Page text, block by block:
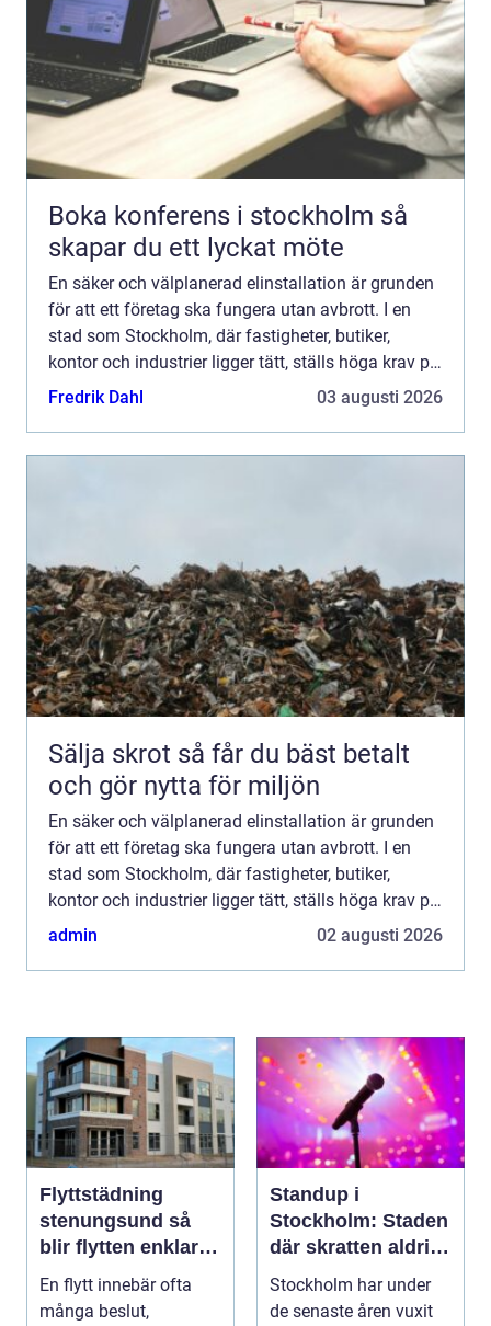
Boka konferens i stockholm så
skapar du ett lyckat möte
En säker och välplanerad elinstallation är grunden
för att ett företag ska fungera utan avbrott. I en
stad som Stockholm, där fastigheter, butiker,
kontor och industrier ligger tätt, ställs höga krav på
både säkerhet, kapacitet och energieffektivitet...
Fredrik Dahl 03 augusti 2026
Sälja skrot så får du bäst betalt
och gör nytta för miljön
En säker och välplanerad elinstallation är grunden
för att ett företag ska fungera utan avbrott. I en
stad som Stockholm, där fastigheter, butiker,
kontor och industrier ligger tätt, ställs höga krav på
både säkerhet, kapacitet och energieffektivitet...
admin 02 augusti 2026
Flyttstädning
stenungsund så
blir flytten enklare
och mer trygg
En flytt innebär ofta
många beslut,
Standup i
Stockholm: Staden
där skratten aldrig
tar paus
Stockholm har under
de senaste åren vuxit